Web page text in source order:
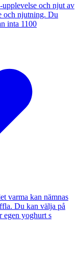
och njut av
och njutning. Du
inta 1100
varma kan nämnas
Du kan välja på
egen yoghurt s